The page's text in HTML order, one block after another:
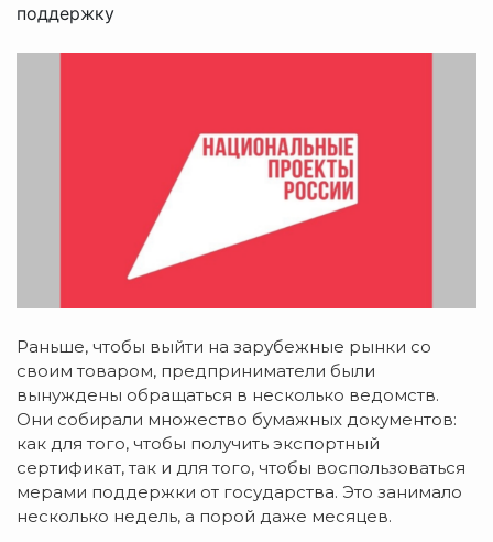
поддержку
Раньше, чтобы выйти на зарубежные рынки со
своим товаром, предприниматели были
вынуждены обращаться в несколько ведомств.
Они собирали множество бумажных документов:
как для того, чтобы получить экспортный
сертификат, так и для того, чтобы воспользоваться
мерами поддержки от государства. Это занимало
несколько недель, а порой даже месяцев.